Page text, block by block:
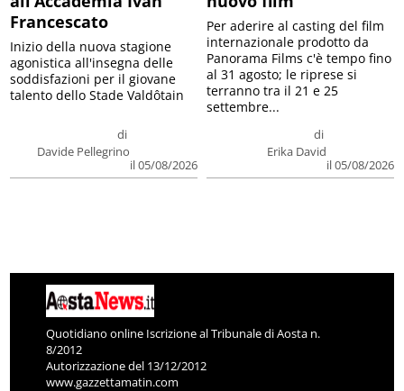
Francescato
di
Davide Pellegrino
il 05/08/2026
Inizio della nuova stagione
agonistica all'insegna delle
soddisfazioni per il giovane
talento dello Stade Valdôtain
di
Erika David
il 05/08/2026
Per aderire al casting del film
internazionale prodotto da
Panorama Films c'è tempo fino
al 31 agosto; le riprese si
terranno tra il 21 e 25
settembre...
Quotidiano online Iscrizione al Tribunale di Aosta n.
8/2012
Autorizzazione del 13/12/2012
www.gazzettamatin.com